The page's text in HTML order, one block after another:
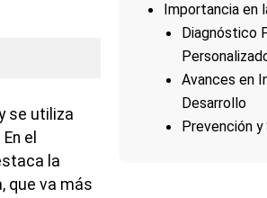
Importancia en
Diagnóstico
Avances en
Desarrollo
Prevención
se utiliza
el
la
que va más